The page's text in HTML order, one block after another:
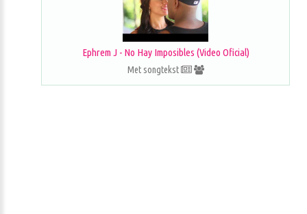
Ephrem J - No Hay Imposibles (Video Oficial)
Met songtekst